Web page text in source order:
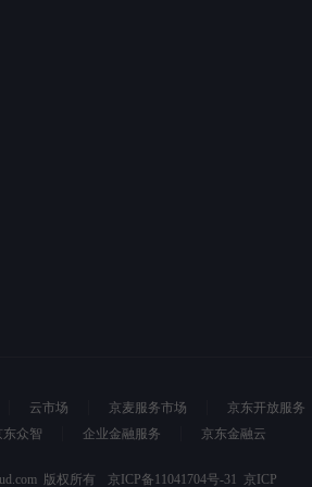
云市场 京麦服务市场
京东开放服务
东众智 企业金融服务 京东金融云
版权所有 京ICP备11041704号-31 京ICP